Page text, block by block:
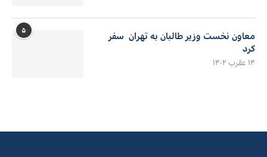
۵
معاون نخست وزیر طالبان به تهران سفر
کرد
۱۴ عقرب ۱۴۰۲